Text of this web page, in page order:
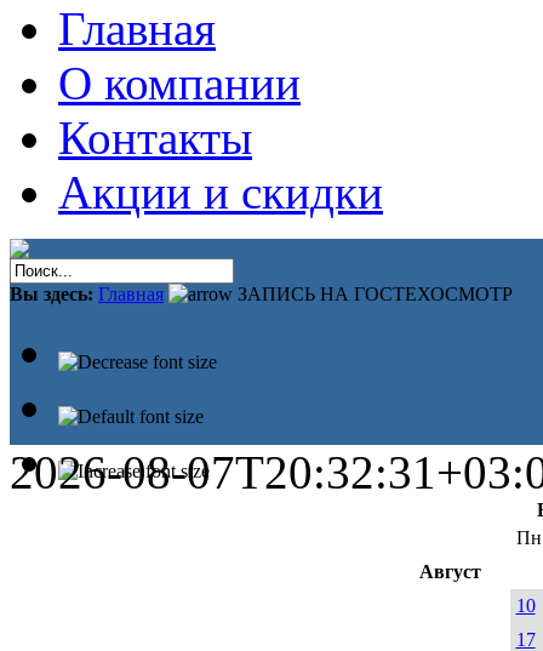
Главная
О компании
Контакты
Акции и скидки
Вы здесь: Главная ЗАПИСЬ НА ГОСТЕХОСМОТР
2026-08-
Пн
Август
10
17